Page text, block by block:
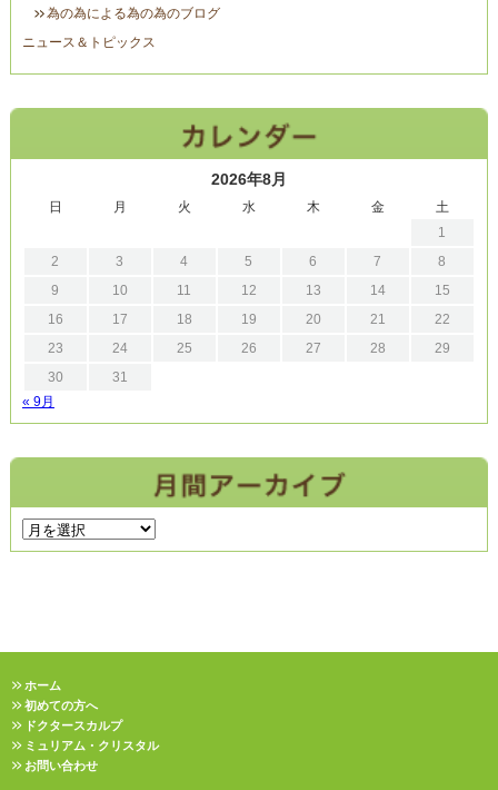
為の為による為の為のブログ
ニュース＆トピックス
2026年8月
日 月 火 水 木 金
土
1
2
3 4 5 6 7
8
9
10 11 12 13 14
15
16
17 18 19 20 21
22
23
24 25 26 27 28
29
30
31
« 9月
ホーム
初めての方へ
ドクタースカルプ
ミュリアム・クリスタル
お問い合わせ